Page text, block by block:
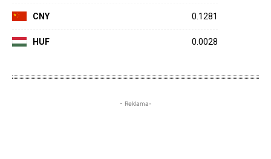
CNY 0.1281
HUF 0.0028
- Reklama-